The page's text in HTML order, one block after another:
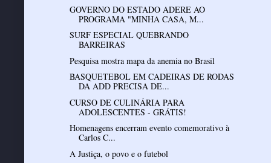
GOVERNO DO ESTADO ADERE AO
PROGRAMA "MINHA CASA, M...
SURF ESPECIAL QUEBRANDO
BARREIRAS
Pesquisa mostra mapa da anemia no Brasil
BASQUETEBOL EM CADEIRAS DE RODAS
DA ADD PRECISA DE...
CURSO DE CULINÁRIA PARA
ADOLESCENTES - GRÁTIS!
Homenagens encerram evento comemorativo à
Carlos C...
A Justiça, o povo e o futebol